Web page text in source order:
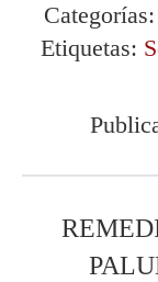
Categorías:
Etiquetas: